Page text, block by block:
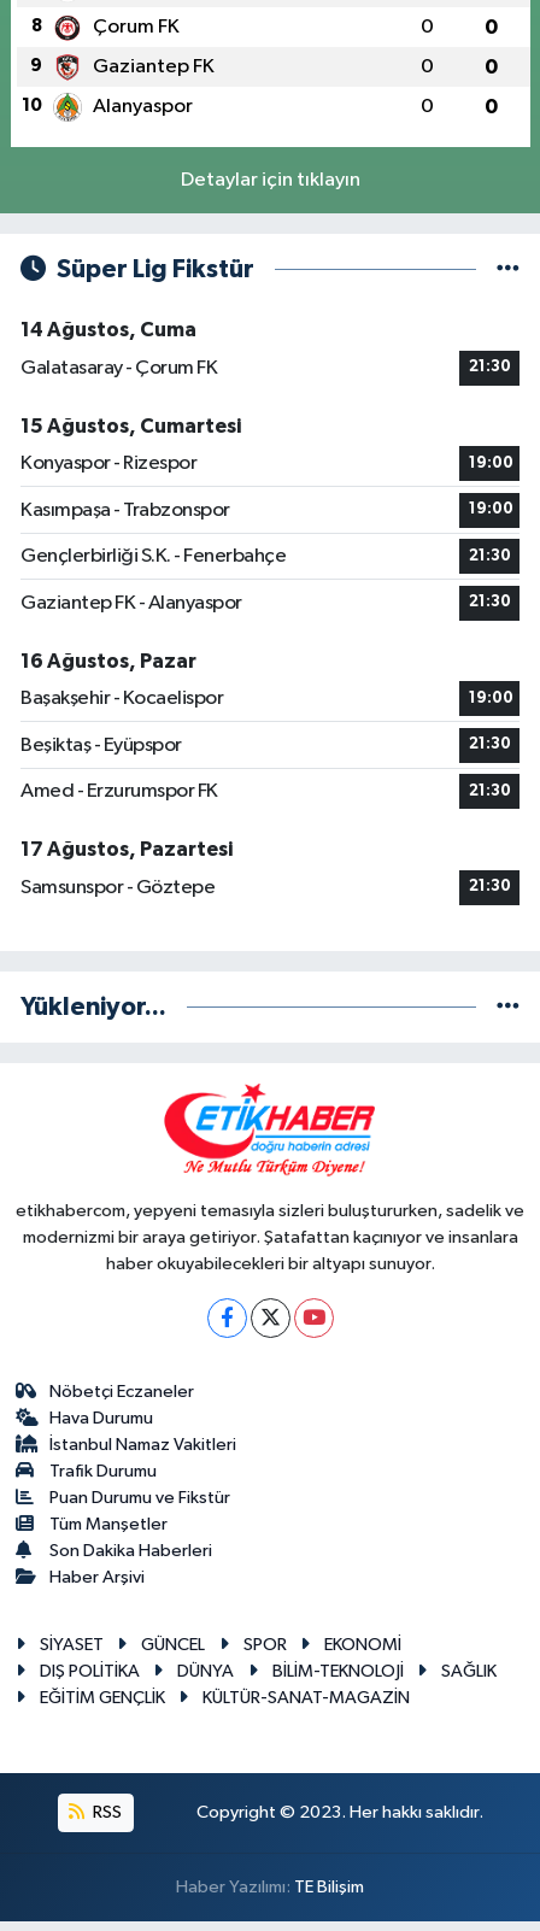
8 Çorum FK 0 0
9 Gaziantep FK 0 0
10 Alanyaspor 0 0
Detaylar için tıklayın
Süper Lig Fikstür
14 Ağustos, Cuma
Galatasaray - Çorum FK
21:30
15 Ağustos, Cumartesi
Konyaspor - Rizespor
19:00
Kasımpaşa - Trabzonspor 19:00
Gençlerbirliği S.K. - Fenerbahçe 21:30
Gaziantep FK - Alanyaspor 21:30
16 Ağustos, Pazar
Başakşehir - Kocaelispor
19:00
Beşiktaş - Eyüpspor 21:30
Amed - Erzurumspor FK 21:30
17 Ağustos, Pazartesi
Samsunspor - Göztepe
21:30
Yükleniyor...
etikhabercom, yepyeni temasıyla sizleri buluştururken, sadelik ve
modernizmi bir araya getiriyor. Şatafattan kaçınıyor ve insanlara
haber okuyabilecekleri bir altyapı sunuyor.
Nöbetçi Eczaneler
Hava Durumu
İstanbul Namaz Vakitleri
Trafik Durumu
Puan Durumu ve Fikstür
Tüm Manşetler
Son Dakika Haberleri
Haber Arşivi
SİYASET GÜNCEL SPOR
EKONOMİ
DIŞ POLİTİKA
DÜNYA BİLİM-TEKNOLOJİ
SAĞLIK
EĞİTİM GENÇLİK
KÜLTÜR-SANAT-MAGAZİN
RSS Copyright © 2023. Her hakkı saklıdır.
Haber Yazılımı: TE Bilişim